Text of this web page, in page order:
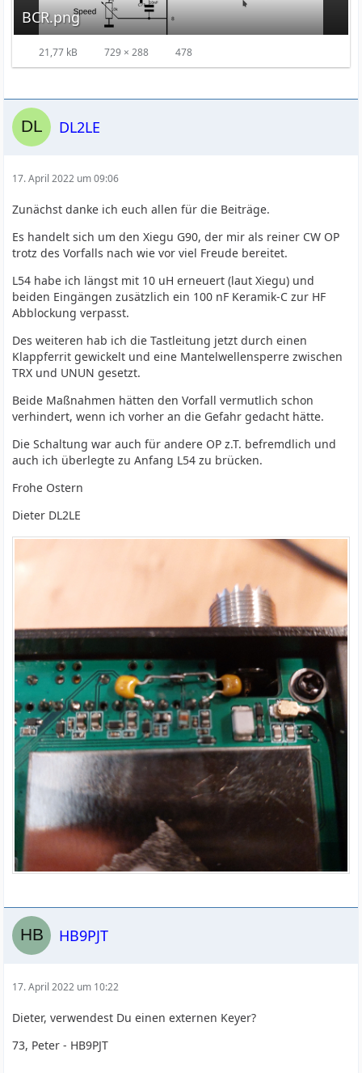
BCR.png
21,77 kB 729 × 288 478
DL2LE
17. April 2022 um 09:06
Zunächst danke ich euch allen für die Beiträge.
Es handelt sich um den Xiegu G90, der mir als reiner CW OP
trotz des Vorfalls nach wie vor viel Freude bereitet.
L54 habe ich längst mit 10 uH erneuert (laut Xiegu) und
beiden Eingängen zusätzlich ein 100 nF Keramik-C zur HF
Abblockung verpasst.
Des weiteren hab ich die Tastleitung jetzt durch einen
Klappferrit gewickelt und eine Mantelwellensperre zwischen
TRX und UNUN gesetzt.
Beide Maßnahmen hätten den Vorfall vermutlich schon
verhindert, wenn ich vorher an die Gefahr gedacht hätte.
Die Schaltung war auch für andere OP z.T. befremdlich und
auch ich überlegte zu Anfang L54 zu brücken.
Frohe Ostern
Dieter DL2LE
HB9PJT
17. April 2022 um 10:22
Dieter, verwendest Du einen externen Keyer?
73, Peter - HB9PJT